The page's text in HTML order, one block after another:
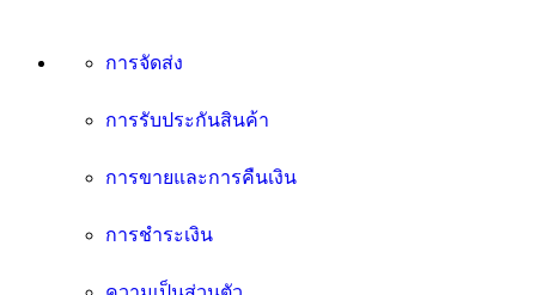
การจัดส่ง
การรับประกันสินค้า
การขายและการคืนเงิน
การชำระเงิน